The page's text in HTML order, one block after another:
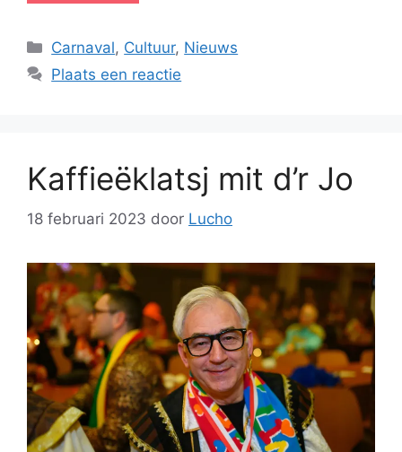
Categorieën
Carnaval, Cultuur, Nieuws
Plaats een reactie
Kaffieëklatsj mit d’r Jo
18 februari 2023 door Lucho